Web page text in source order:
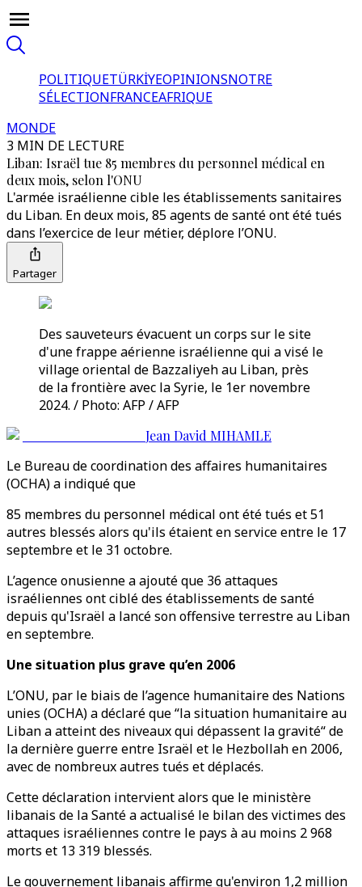
POLITIQUETÜRKİYEOPINIONSNOTRE
SÉLECTIONFRANCEAFRIQUE
MONDE
3 MIN DE LECTURE
Liban: Israël tue 85 membres du personnel médical en
deux mois, selon l'ONU
L'armée israélienne cible les établissements sanitaires
du Liban. En deux mois, 85 agents de santé ont été tués
dans l’exercice de leur métier, déplore l’ONU.
Partager
Des sauveteurs évacuent un corps sur le site
d'une frappe aérienne israélienne qui a visé le
village oriental de Bazzaliyeh au Liban, près
de la frontière avec la Syrie, le 1er novembre
2024. / Photo: AFP / AFP
Jean David MIHAMLE
Le Bureau de coordination des affaires humanitaires
(OCHA) a indiqué que
85 membres du personnel médical ont été tués et 51
autres blessés alors qu'ils étaient en service entre le 17
septembre et le 31 octobre.
L’agence onusienne a ajouté que 36 attaques
israéliennes ont ciblé des établissements de santé
depuis qu'Israël a lancé son offensive terrestre au Liban
en septembre.
Une situation plus grave qu’en 2006
L’ONU, par le biais de l’agence humanitaire des Nations
unies (OCHA) a déclaré que “la situation humanitaire au
Liban a atteint des niveaux qui dépassent la gravité“ de
la dernière guerre entre Israël et le Hezbollah en 2006,
avec de nombreux autres tués et déplacés.
Cette déclaration intervient alors que le ministère
libanais de la Santé a actualisé le bilan des victimes des
attaques israéliennes contre le pays à au moins 2 968
morts et 13 319 blessés.
Le gouvernement libanais affirme qu'environ 1,2 million